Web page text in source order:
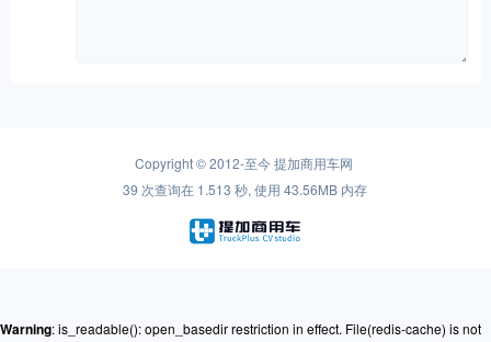
in/www/ssdwww/wwwroot/www.cntplus.com/wp-content/themes/mnews-